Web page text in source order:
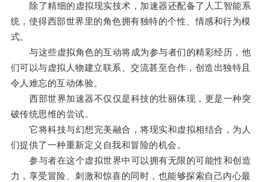
除了精细的虚拟现实技术，加速器还配备了人工智能系
统，使得西部世界里的角色拥有独特的个性、情感和行为模
式。
与这些虚拟角色的互动将成为参与者们的精彩经历，他
们可以与虚拟人物建立联系、交流甚至合作，创造出独特且
令人难忘的互动体验。
西部世界加速器不仅仅是科技的壮丽体现，更是一种突
破传统思维的尝试。
它将科技与幻想完美融合，将现实和虚拟相结合，为人
们提供了一种重新定义自我和冒险的机会。
参与者在这个虚拟世界中可以拥有无限的可能性和创造
力，享受冒险、刺激和惊喜的同时，也能够探索自己内心最